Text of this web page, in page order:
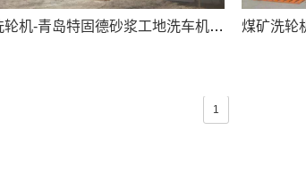
煤矿洗轮机-青岛特固德砂浆工地洗车机案例
1